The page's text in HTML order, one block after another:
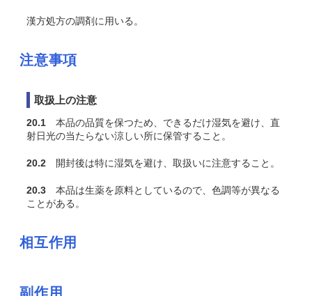
漢方処方の調剤に用いる。
注意事項
取扱上の注意
20.1 本品の品質を保つため、できるだけ湿気を避け、直
射日光の当たらない涼しい所に保管すること。
20.2 開封後は特に湿気を避け、取扱いに注意すること。
20.3 本品は生薬を原料としているので、色調等が異なる
ことがある。
相互作用
副作用